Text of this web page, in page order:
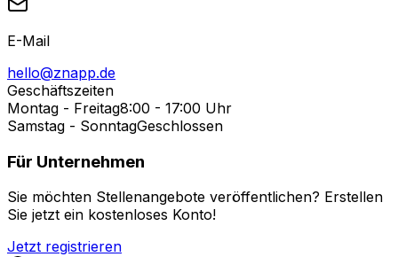
E-Mail
hello@znapp.de
Geschäftszeiten
Montag - Freitag8:00 - 17:00 Uhr
Samstag - SonntagGeschlossen
Für Unternehmen
Sie möchten Stellenangebote veröffentlichen? Erstellen
Sie jetzt ein kostenloses Konto!
Jetzt registrieren